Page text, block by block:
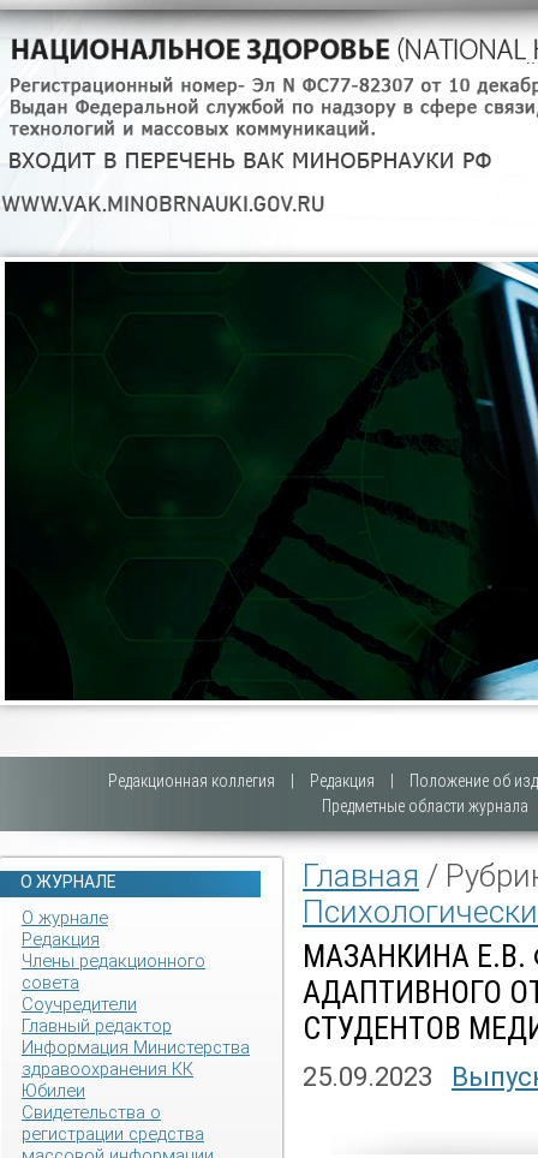
Редакционная коллегия Редакция
Положение об
Предметные области журнала
О ЖУРНАЛЕ
О журнале
Редакция
Члены редакционного
совета
Соучредители
Главный редактор
Информация Министерства
здравоохранения КК
Юбилеи
Свидетельства о
регистрации средства
Главная /
МАЗАНКИНА
АДАПТИВНОГО
СТУДЕНТОВ
25.09.2023